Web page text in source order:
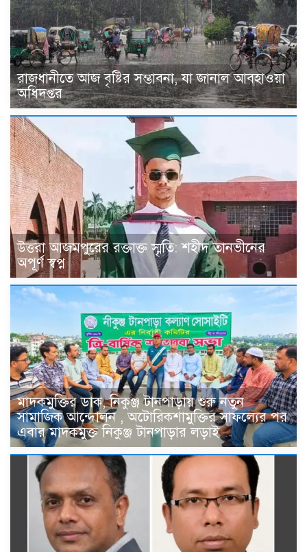
রাজধানীতে আজ বৃষ্টির সম্ভাবনা, যা জানাল আবহাওয়া
অধিদপ্তর
উত্তরা আজমপুরের রক্তাক্ত স্মৃতি: শহীদ তানভীনের
অপূর্ণ স্বপ্ন
মাদকমুক্তির ডাক, নিকুঞ্জ টানপাড়ায় শুরু নতুন
সামাজিক আন্দোলন , অটোরিকশামুক্তির সাফল্যের পর
এবার মাদকমুক্ত নিকুঞ্জ টানপাড়ার লড়াই